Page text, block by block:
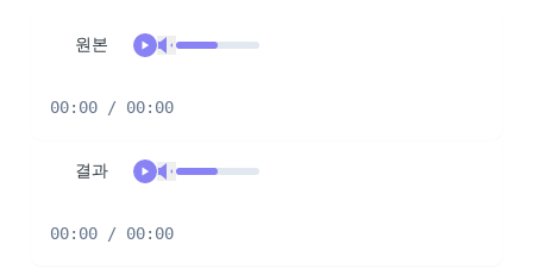
원본
00:00 / 00:00
결과
00:00 / 00:00